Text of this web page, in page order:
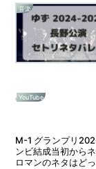
音楽
YouTube
M-1 グランプリ
ンビ結成当初から
ロマンのネタはど